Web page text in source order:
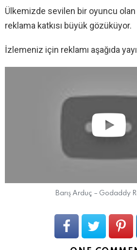
Ülkemizde sevilen bir oyuncu olan
reklama katkısı büyük gözüküyor.
İzlemeniz için reklamı aşağıda
Barış Arduç – Godaddy